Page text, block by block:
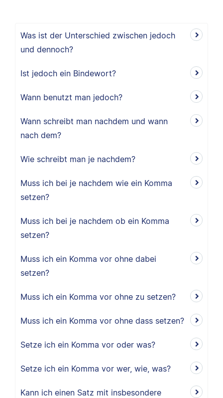
Was ist der Unterschied zwischen jedoch
und dennoch?
Ist jedoch ein Bindewort?
Wann benutzt man jedoch?
Wann schreibt man nachdem und wann
nach dem?
Wie schreibt man je nachdem?
Muss ich bei je nachdem wie ein Komma
setzen?
Muss ich bei je nachdem ob ein Komma
setzen?
Muss ich ein Komma vor ohne dabei
setzen?
Muss ich ein Komma vor ohne zu setzen?
Muss ich ein Komma vor ohne dass setzen?
Setze ich ein Komma vor oder was?
Setze ich ein Komma vor wer, wie, was?
Kann ich einen Satz mit insbesondere